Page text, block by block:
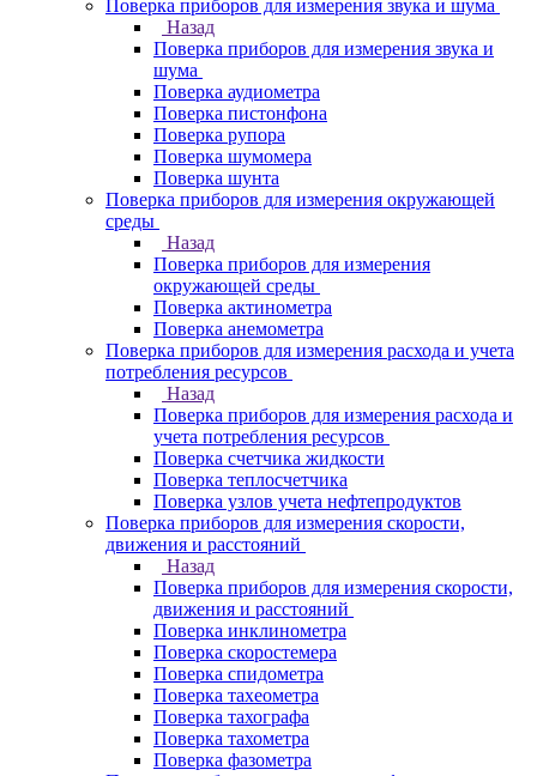
Поверка приборов для измерения звука и шума
Назад
Поверка приборов для измерения звука и
шума
Поверка аудиометра
Поверка пистонфона
Поверка рупора
Поверка шумомера
Поверка шунта
Поверка приборов для измерения окружающей
среды
Назад
Поверка приборов для измерения
окружающей среды
Поверка актинометра
Поверка анемометра
Поверка приборов для измерения расхода и учета
потребления ресурсов
Назад
Поверка приборов для измерения расхода и
учета потребления ресурсов
Поверка счетчика жидкости
Поверка теплосчетчика
Поверка узлов учета нефтепродуктов
Поверка приборов для измерения скорости,
движения и расстояний
Назад
Поверка приборов для измерения скорости,
движения и расстояний
Поверка инклинометра
Поверка скоростемера
Поверка спидометра
Поверка тахеометра
Поверка тахографа
Поверка тахометра
Поверка фазометра